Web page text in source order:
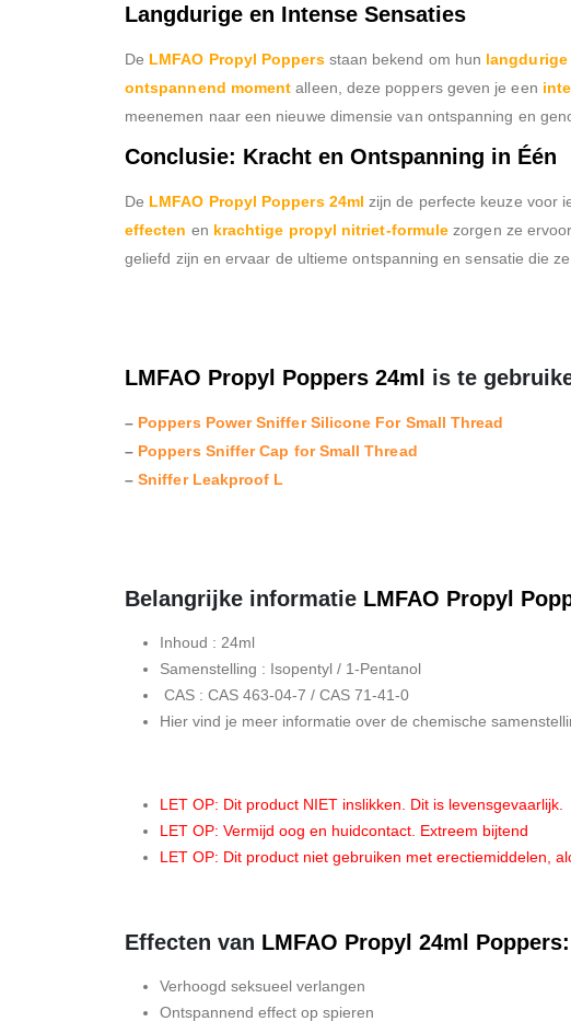
Langdurige en Intense Sensaties
De LMFAO Propyl Poppersstaan bekend om hun langdurige
ontspannend moment alleen, deze poppers geven je een
meenemen naar een nieuwe dimensie van ontspanning en
Conclusie: Kracht en Ontspanning in Één
De LMFAO Propyl Poppers 24ml zijn de perfecte keuze voor
effecten en krachtige propyl nitriet-formule zorgen ze
geliefd zijn en ervaar de ultieme ontspanning en sensatie die
LMFAO Propyl Poppers 24ml is te
– Poppers Power Sniffer Silicone For Small Thread
– Poppers Sniffer Cap for Small Thread
–Sniffer Leakproof L
Belangrijke informatie LMFAO Propyl
Inhoud : 24ml
Samenstelling : Isopentyl / 1-Pentanol
CAS : CAS 463-04-7 / CAS 71-41-0
Hier vind je meer informatie over de chemische
LET OP: Dit product NIET inslikken. Dit is levensgevaarlijk.
LET OP: Vermijd oog en huidcontact. Extreem bijtend
LET OP: Dit product niet gebruiken met erectiemiddelen,
Effecten van LMFAO Propyl 24ml Poppers:
Verhoogd seksueel verlangen
Ontspannend effect op spieren